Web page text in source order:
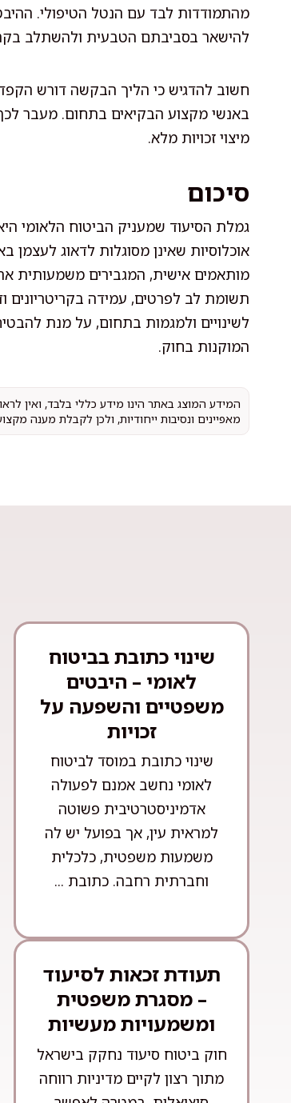
מהתמודדות לבד עם הנטל הטיפולי.
להישאר בסביבתם הטבעית ולהשתלב
חשוב להדגיש כי הליך הבקשה דורש
באנשי מקצוע הבקיאים בתחום. מעבר
מיצוי זכויות מלא.
סיכום
גמלת הסיעוד שמעניק הביטוח הלאומי
אוכלוסיות שאינן מסוגלות לדאוג לעצמן
מותאמים אישית, המגבירים משמעותית
תשומת לב לפרטים, עמידה
לשינויים ולמגמות בתחום, על מנת
המוקנות בחוק.
המידע המוצג באתר הינו מידע כללי בלבד, ואין
מאפיינים ונסיבות ייחודיות, ולכן לקבלת מענה
שינוי כתובת בביטוח
לאומי – היבטים
משפטיים והשפעה על
זכויות
שינוי כתובת במוסד לביטוח
לאומי נחשב אמנם לפעולה
אדמיניסטרטיבית פשוטה
למראית עין, אך בפועל יש לה
משמעות משפטית, כלכלית
וחברתית רחבה. כתובת ...
תעודת זכאות לסיעוד
– מסגרת משפטית
ומשמעויות מעשיות
חוק ביטוח סיעוד נחקק בישראל
מתוך רצון לקיים מדיניות רווחה